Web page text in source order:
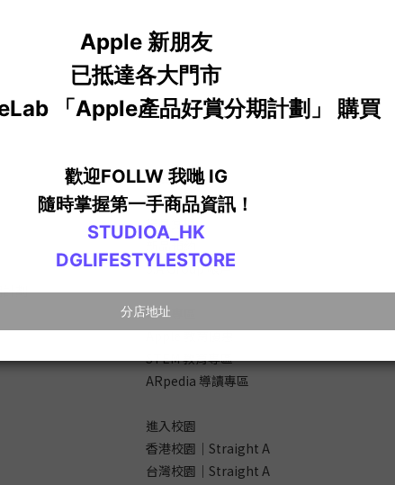
劃
會員專區
會員禮遇
禮品兌換
新品預約
S.A Group 帳戶
教育專區
Apple 教育優惠
STEM 教育專區
ARpedia 導讀專區
進入校園
香港校園｜Straight A
台灣校園｜Straight A